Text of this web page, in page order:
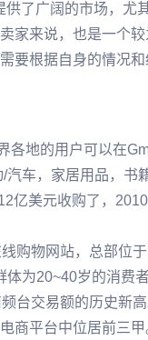
了广阔的市场，尤
家来说，也是一个较
要根据自身的情况
地的用户可以在
车，家居用品，书
亿美元收购了，
购物网站，总部位
为20~40岁的消费
台交易额的历史新
商平台中位居前三甲